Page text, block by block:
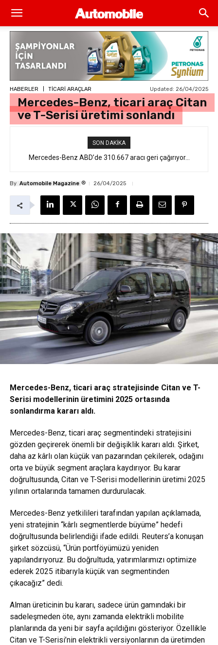
HABERLER TİCARİ ARAÇLAR Updated: 26/04/2025
Mercedes-Benz, ticari araç Citan
ve T-Serisi üretimi sonlandı
SON DAKIKA
Mercedes-Benz ABD’de 310.667 aracı geri çağırıyor…
By Automobile Magazine ® 26/04/2025
Mercedes-Benz, ticari araç stratejisinde Citan ve T-
Serisi modellerinin üretimini 2025 ortasında
sonlandırma kararı aldı.
Mercedes-Benz, ticari araç segmentindeki stratejisini
gözden geçirerek önemli bir değişiklik kararı aldı. Şirket,
daha az kârlı olan küçük van pazarından çekilerek, odağını
orta ve büyük segment araçlara kaydırıyor. Bu karar
doğrultusunda, Citan ve T-Serisi modellerinin üretimi 2025
yılının ortalarında tamamen durdurulacak.
Mercedes-Benz yetkilileri tarafından yapılan açıklamada,
yeni stratejinin “kârlı segmentlerde büyüme” hedefi
doğrultusunda belirlendiği ifade edildi. Reuters’a konuşan
şirket sözcüsü, “Ürün portföyümüzü yeniden
yapılandırıyoruz. Bu doğrultuda, yatırımlarımızı optimize
ederek 2025 itibarıyla küçük van segmentinden
çıkacağız” dedi.
Alman üreticinin bu kararı, sadece ürün gamındaki bir
sadeleşmeden öte, aynı zamanda elektrikli mobilite
planlarında da yeni bir sayfa açıldığını gösteriyor. Özellikle
Citan ve T-Serisi’nin elektrikli versiyonlarının da üretimden